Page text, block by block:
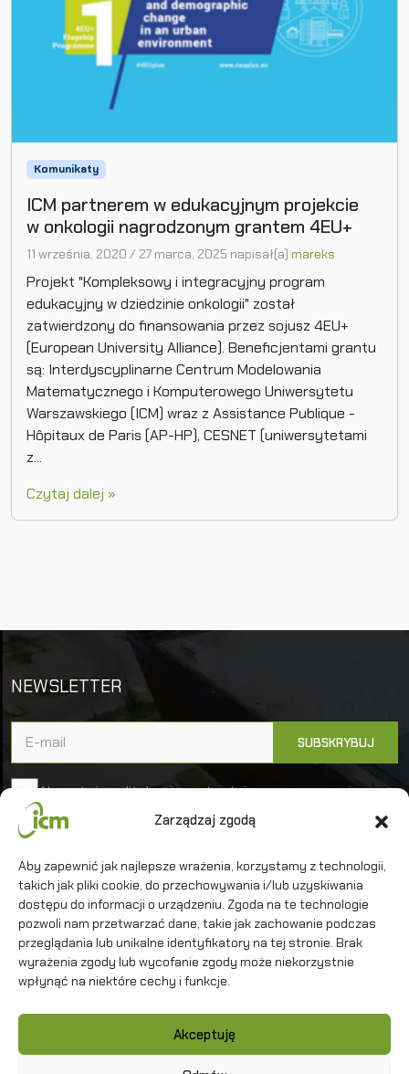
Zarządzaj zgodą
Aby zapewnić jak najlepsze wrażenia, korzystamy z technologii,
takich jak pliki cookie, do przechowywania i/lub uzyskiwania
dostępu do informacji o urządzeniu. Zgoda na te technologie
pozwoli nam przetwarzać dane, takie jak zachowanie podczas
przeglądania lub unikalne identyfikatory na tej stronie. Brak
wyrażenia zgody lub wycofanie zgody może niekorzystnie
wpłynąć na niektóre cechy i funkcje.
Akceptuję
Komunikaty
ICM partnerem w edukacyjnym projekcie
w onkologii nagrodzonym grantem 4EU+
11 września, 2020 / 27 marca, 2025 napisał(a) mareks
Projekt "Kompleksowy i integracyjny program
edukacyjny w dziedzinie onkologii" został
zatwierdzony do finansowania przez sojusz 4EU+
(European University Alliance). Beneficjentami grantu
są: Interdyscyplinarne Centrum Modelowania
Matematycznego i Komputerowego Uniwersytetu
Warszawskiego (ICM) wraz z Assistance Publique -
Hôpitaux de Paris (AP-HP), CESNET (uniwersytetami
z...
Czytaj dalej »
NEWSLETTER
Akceptuję politykę prywatności
Uniwersytet Warszawski
Interdyscyplinarne Centrum Modelowania
Matematycznego i Komputerowego
Kontakt
Polityka prywatności